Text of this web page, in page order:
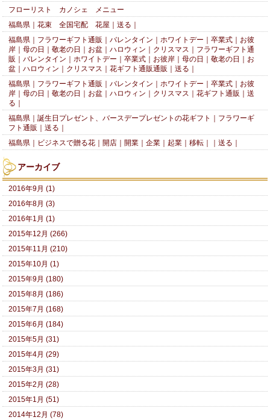
フローリスト カノシェ メニュー
福島県｜花束 全国宅配 花屋｜送る｜
福島県｜フラワーギフト通販｜バレンタイン｜ホワイトデー｜卒業式｜お彼
岸｜母の日｜敬老の日｜お盆｜ハロウィン｜クリスマス｜フラワーギフト通
販｜バレンタイン｜ホワイトデー｜卒業式｜お彼岸｜母の日｜敬老の日｜お
盆｜ハロウィン｜クリスマス｜花ギフト通販通販｜送る｜
福島県｜フラワーギフト通販｜バレンタイン｜ホワイトデー｜卒業式｜お彼
岸｜母の日｜敬老の日｜お盆｜ハロウィン｜クリスマス｜花ギフト通販｜送
る｜
福島県｜誕生日プレゼント、バースデープレゼントの花ギフト｜フラワーギ
フト通販｜送る｜
福島県｜ビジネスで贈る花｜開店｜開業｜企業｜起業｜移転｜｜送る｜
アーカイブ
2016年9月 (1)
2016年8月 (3)
2016年1月 (1)
2015年12月 (266)
2015年11月 (210)
2015年10月 (1)
2015年9月 (180)
2015年8月 (186)
2015年7月 (168)
2015年6月 (184)
2015年5月 (31)
2015年4月 (29)
2015年3月 (31)
2015年2月 (28)
2015年1月 (51)
2014年12月 (78)